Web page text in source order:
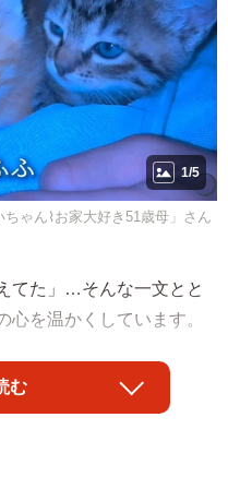
1/5
ゃん⌇お家大好き51歳母」さん
てた」…そんな一文とと
心を温かくしています。
「けいちゃん⌇お家大好
らしを発信する中で起き
む